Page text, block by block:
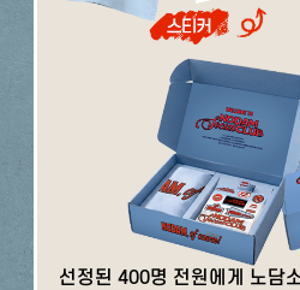
선정된 400명 전원에게 노담